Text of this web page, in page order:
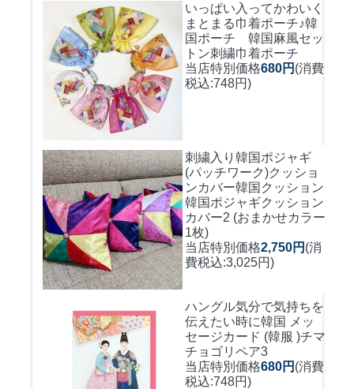
いっぱい入ってかわいく
まとまる巾着ポーチ♪韓
国ポーチ 韓国麻風セッ
トン刺繍巾着ポーチ
当店特別価格680円 (消費
税込:748円)
刺繍入り韓国ポジャギ
(パッチワーク)クッショ
ンカバー韓国クッション
韓国ポジャギクッション
カバー2 (おまかせカラー
1枚)
当店特別価格2,750円 (消
費税込:3,025円)
ハングル気分で気持ちを
伝えたい時に韓国 メッ
セージカード (韓服 )チマ
チョゴリペア3
当店特別価格680円 (消費
税込:748円)